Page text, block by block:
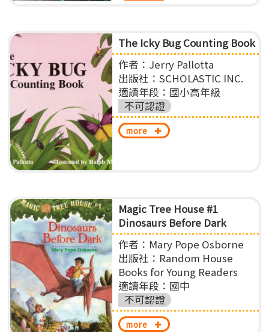
The Icky Bug Counting Book
作者：Jerry Pallotta
出版社：SCHOLASTIC INC.
適讀年段：國小高年級
不可認證
more
Magic Tree House #1
Dinosaurs Before Dark
作者：Mary Pope Osborne
出版社：Random House
Books for Young Readers
適讀年段：國中
不可認證
more